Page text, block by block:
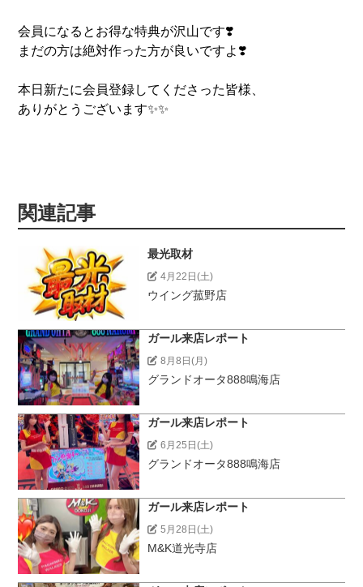
会員になるとお得な特典が沢山です❣️
まだの方は絶対作った方が良いですよ❣️
本日新たに会員登録してくださった皆様、
ありがとうございます✨✨
関連記事
最光取材
4月22日(土)
ウイング菰野店
ガール来店レポート
8月8日(月)
グランドオータ888鳴海店
ガール来店レポート
6月25日(土)
グランドオータ888鳴海店
ガール来店レポート
5月28日(土)
M&K道光寺店